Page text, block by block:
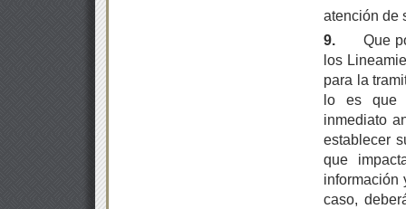
atención de
9.
Que
los
para la
lo es que
inmediato
establecer
que
información
caso,